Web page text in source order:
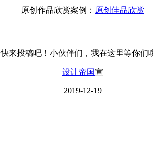
原创作品欣赏案例： 原创佳品欣赏
快来投稿吧！小伙伴们，我在这里等你们
设计帝国宣
2019-12-19